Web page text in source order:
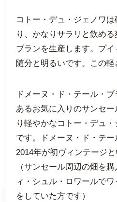
コトー・デュ・ジェノワ
り、かなりサラリと飲め
ブランを生産します。プ
随分と明るいです。この軽
ドメーヌ・ド・テール・
あるお気に入りのサンセ
り軽やかなコトー・デュ
です。ドメーヌ・ド・テー
2014年が初ヴィンテージ
（サンセール周辺の畑を
ィ・シュル・ロワールで
をしていた方です）